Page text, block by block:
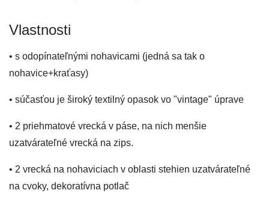
Vlastnosti
• s odopínateľnými nohavicami (jedná sa tak o
nohavice+kraťasy)
• súčasťou je široký textilný opasok vo "vintage" úprave
• 2 priehmatové vrecká v páse, na nich menšie
uzatvárateľné vrecká na zips.
• 2 vrecká na nohaviciach v oblasti stehien uzatvárateľné
na cvoky, dekoratívna potlač